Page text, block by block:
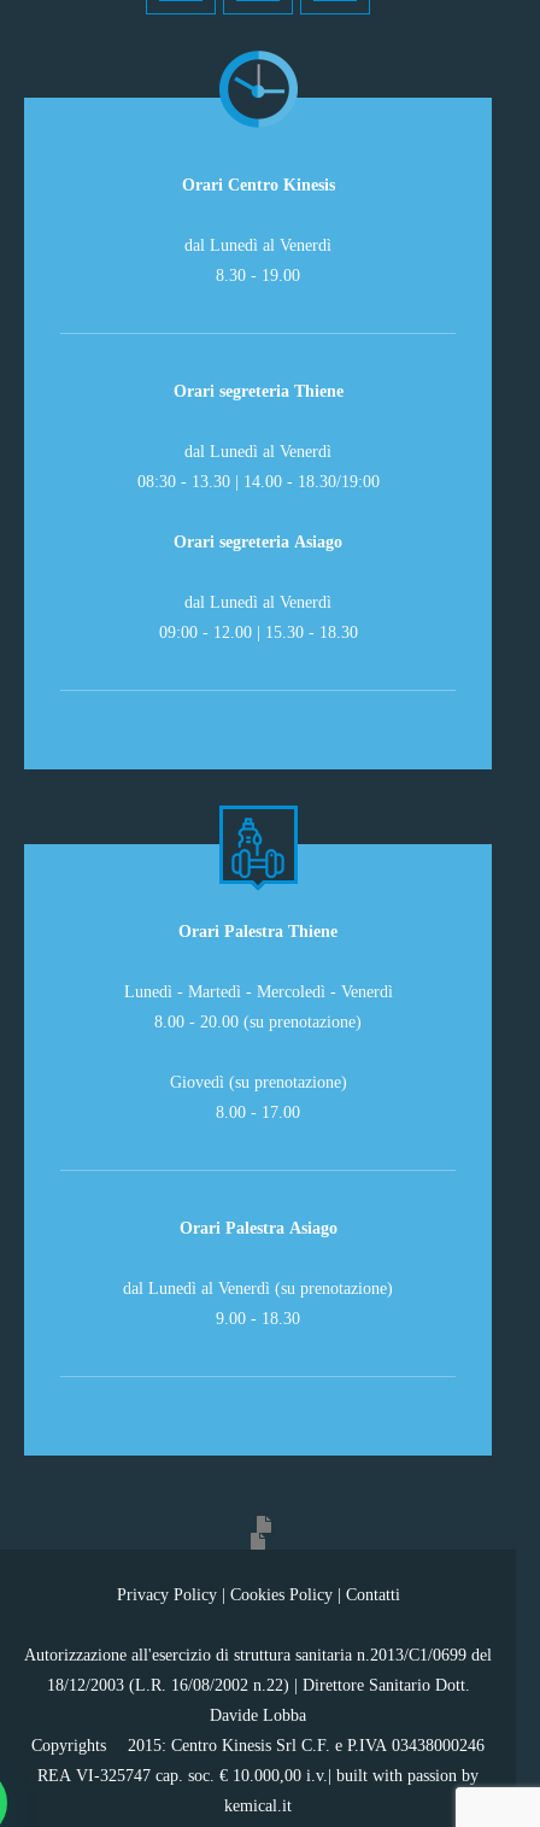
Orari Centro Kinesis
dal Lunedì al Venerdì
8.30 - 19.00
Orari segreteria Thiene
dal Lunedì al Venerdì
08:30 - 13.30 | 14.00 - 18.30/19:00
Orari segreteria Asiago
dal Lunedì al Venerdì
09:00 - 12.00 | 15.30 - 18.30
Orari Palestra Thiene
Lunedì - Martedì - Mercoledì - Venerdì
8.00 - 20.00 (su prenotazione)
Giovedì (su prenotazione)
8.00 - 17.00
Orari Palestra Asiago
dal Lunedì al Venerdì (su prenotazione)
9.00 - 18.30
Privacy Policy| Cookies Policy| Contatti
Autorizzazione all'esercizio di struttura sanitaria n.2013/C1/0699 del
18/12/2003 (L.R. 16/08/2002 n.22) | Direttore Sanitario Dott.
Davide Lobba
Copyrights ©2015: Centro Kinesis Srl C.F. e P.IVA 03438000246
REA VI-325747 cap. soc. € 10.000,00 i.v.| built with passion by
kemical.it